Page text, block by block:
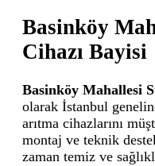
Basinköy
Cihazı Bayisi
Basinköy Mahallesi
olarak İstanbul
arıtma cihazlarını
montaj ve teknik
zaman temiz ve